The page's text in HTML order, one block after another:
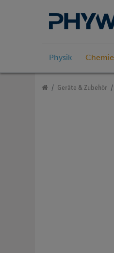
Physik Chemie
Geräte & Zubehör